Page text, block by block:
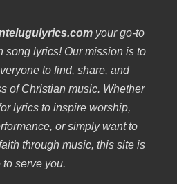
your go-to
song lyrics! Our mission is to
to find, share, and
of Christian music. Whether
lyrics to inspire worship,
or simply want to
through music, this site is
to serve you.